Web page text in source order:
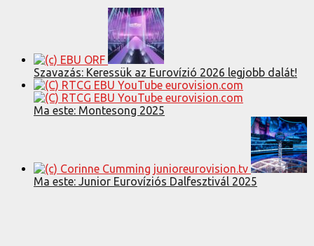
Szavazás: Keressük az Eurovízió 2026 legjobb dalát!
Ma este: Montesong 2025
Ma este: Junior Eurovíziós Dalfesztivál 2025